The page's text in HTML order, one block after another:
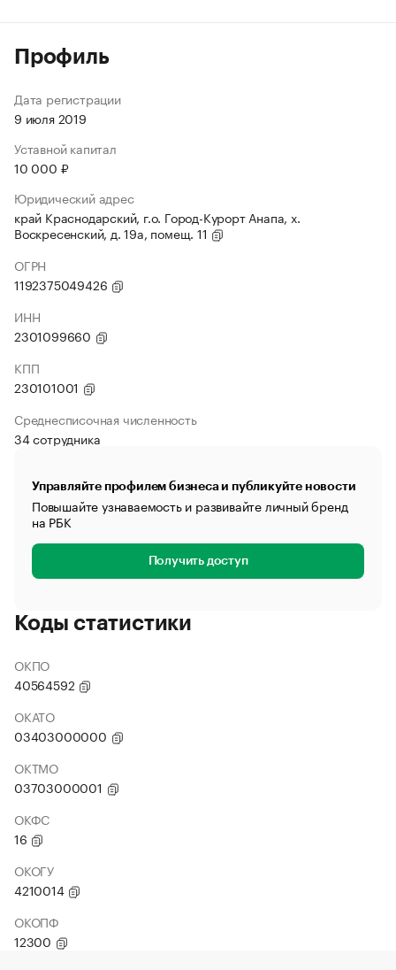
Профиль
Дата регистрации
9 июля 2019
Уставной капитал
10 000 ₽
Юридический адрес
край Краснодарский, г.о. Город-Курорт Анапа, х.
Воскресенский, д. 19а, помещ. 11
ОГРН
1192375049426
ИНН
2301099660
КПП
230101001
Среднесписочная численность
34 сотрудника
Управляйте профилем бизнеса и публикуйте новости
Повышайте узнаваемость и развивайте личный бренд
на РБК
Получить доступ
Коды статистики
ОКПО
40564592
ОКАТО
03403000000
ОКТМО
03703000001
ОКФС
16
ОКОГУ
4210014
ОКОПФ
12300